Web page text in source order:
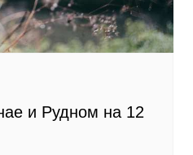
и Рудном на 12